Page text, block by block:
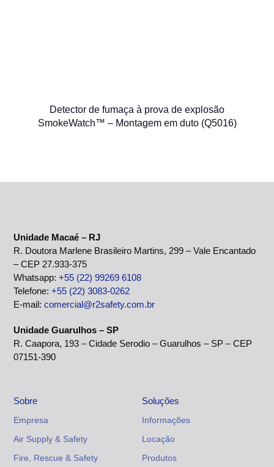
Detector de fumaça à prova de explosão
SmokeWatch™ – Montagem em duto (Q5016)
Unidade Macaé – RJ
R. Doutora Marlene Brasileiro Martins, 299 – Vale Encantado
– CEP 27.933-375
Whatsapp:+55 (22) 99269 6108
Telefone:+55 (22) 3083-0262
E-mail:comercial@r2safety.com.br
Unidade Guarulhos – SP
R. Caapora, 193 – Cidade Serodio – Guarulhos – SP – CEP
07151-390
Sobre
Empresa
Air Supply & Safety
Fire, Rescue & Safety
Soluções
Informações
Locação
Produtos